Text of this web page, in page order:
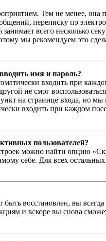
Тем не менее,
переписку по
всего несколько
мы рекомендуем это
имя и пароль?
входить при
не смог
на странице входа, но
входить при каждом
пользователей?
можно найти опцию
себе. Для всех
восстановлен, вы
и вскоре вы снова